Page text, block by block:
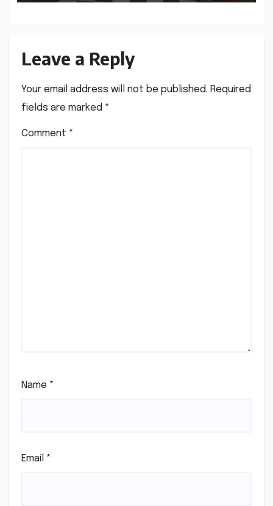
Leave a Reply
Your email address will not be published. Required
fields are marked *
Comment *
Name *
Email *